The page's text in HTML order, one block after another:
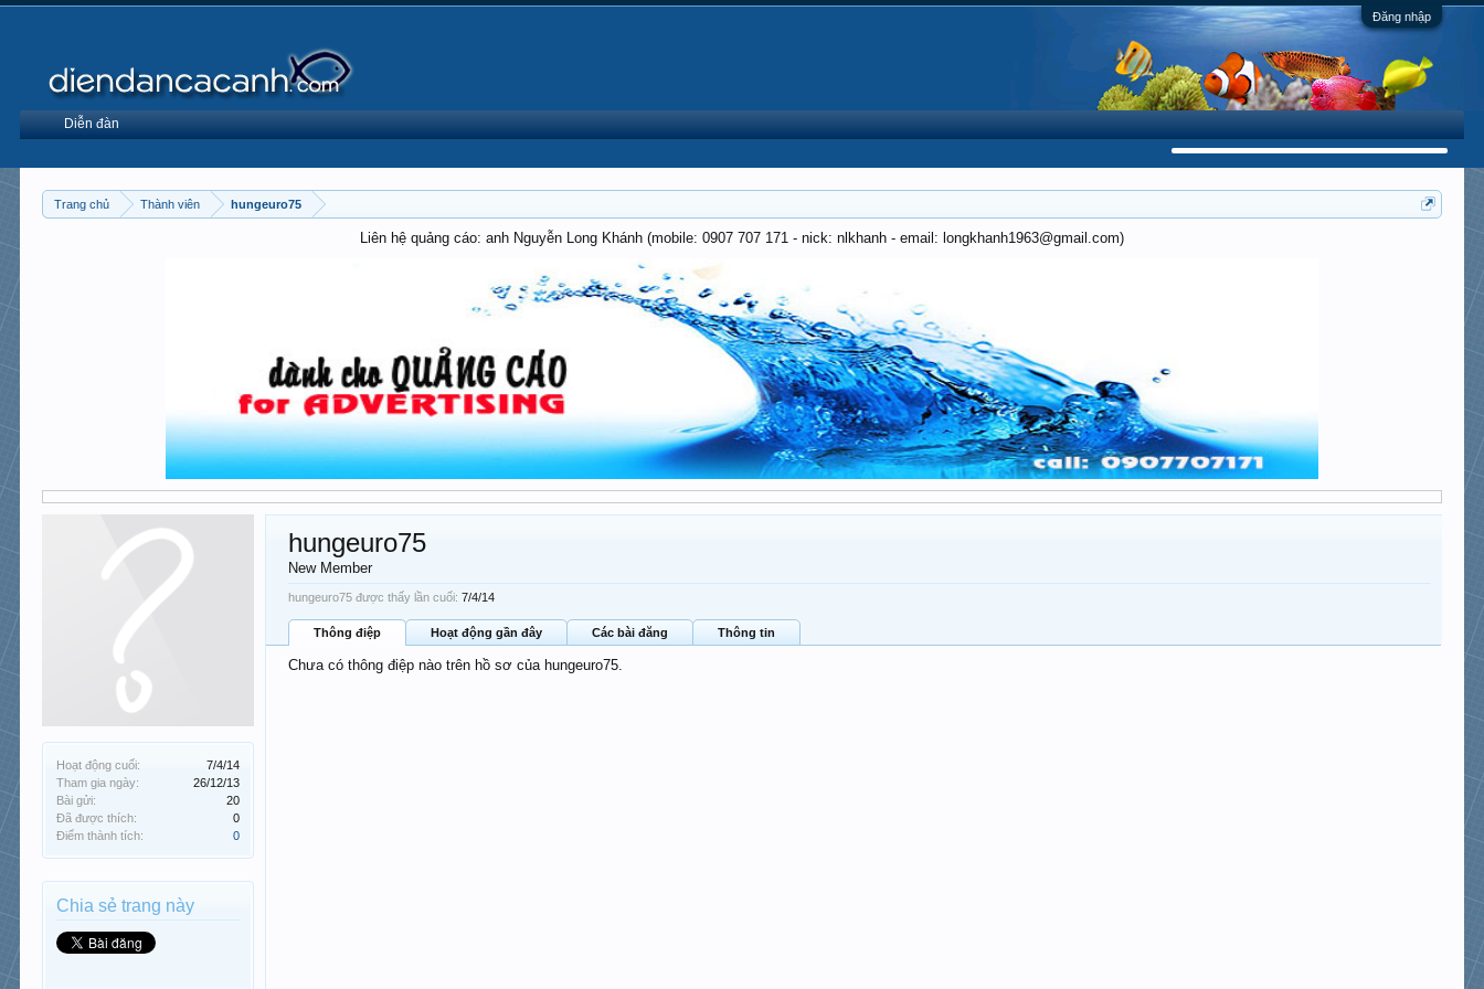
Đăng nhập
Trang chủ Thành viên hungeuro75
Liên hệ quảng cáo: anh Nguyễn Long Khánh (mobile: 0907 707 171 - nick: nlkhanh - email: longkhanh1963@gmail.com)
Hoạt động cuối:
7/4/14
Tham gia ngày:
26/12/13
Bài gửi:
20
Đã được thích:
0
Điểm thành tích:
0
Chia sẻ trang này
hungeuro75
New Member
hungeuro75 được thấy lần cuối: 7/4/14
Thông điệp Hoạt động gần đây Các bài đăng Thông tin
Chưa có thông điệp nào trên hồ sơ của hungeuro75.
Diễn đàn